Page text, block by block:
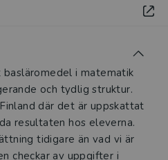
i matematik
och tydlig struktur.
där det är uppskattat
resultaten hos eleverna.
tidigare än vad vi är
checkar av uppgifter i